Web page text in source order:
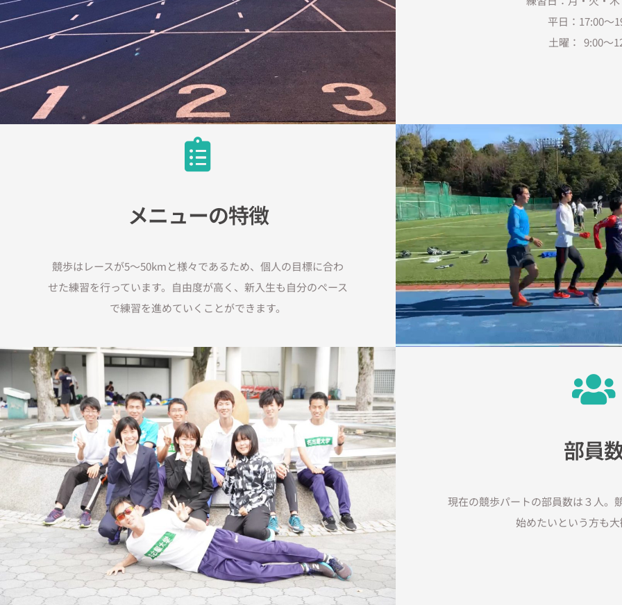
平日：17:00〜
土曜： 9:00〜
メニューの特徴
競歩はレースが5〜50kmと様々であるため、個人の目標に合わ
せた練習を行っています。自由度が高く、新入生も自分のペース
で練習を進めていくことができます。
部員
現在の競歩パートの部員数は３人。
始めたいという方も大